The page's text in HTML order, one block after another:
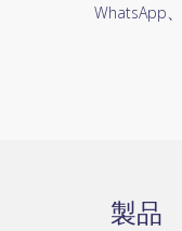
WhatsApp
製品